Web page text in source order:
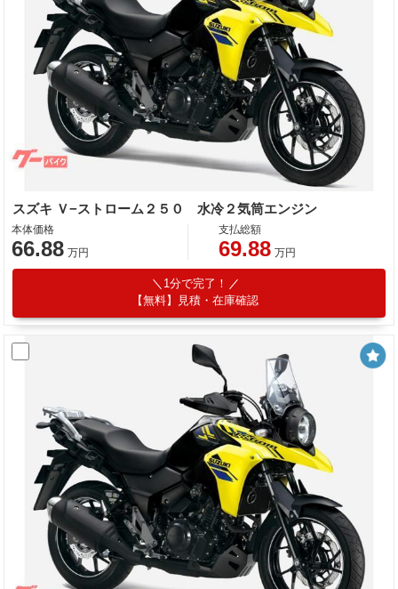
スズキ Ｖ−ストローム２５０ 水冷２気筒エンジン
本体価格
66.88 万円
支払総額
69.88 万円
1分で完了！
【無料】見積・在庫確認